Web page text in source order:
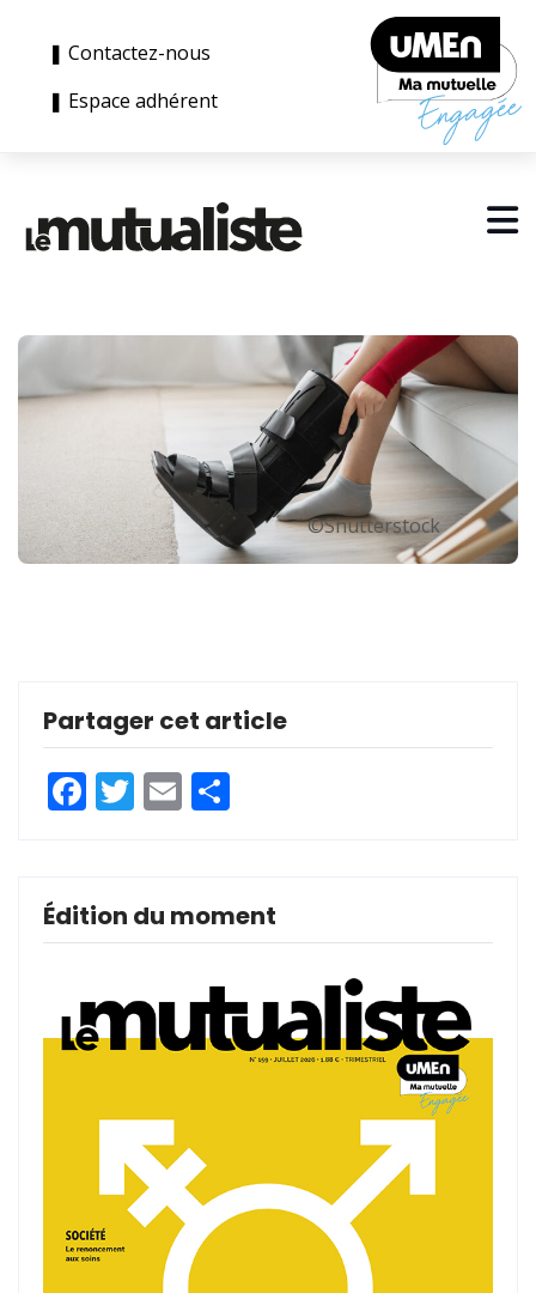
❚ Contactez-nous
❚ Espace adhérent
©Shutterstock
Partager cet article
Facebook
Twitter
Email
Édition du moment